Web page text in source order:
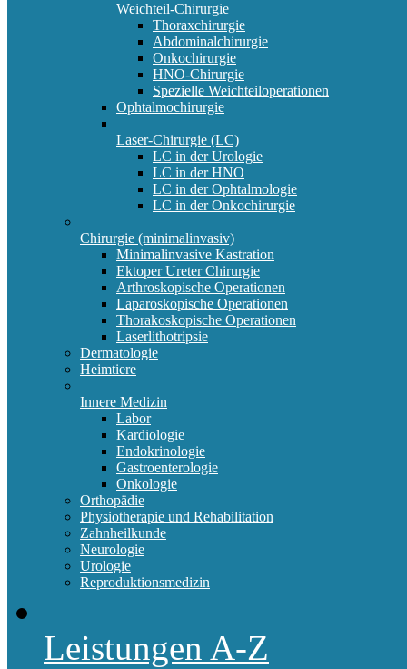
Weichteil-Chirurgie
Thoraxchirurgie
Abdominalchirurgie
Onkochirurgie
HNO-Chirurgie
Spezielle Weichteiloperationen
Ophtalmochirurgie
Laser-Chirurgie (LC)
LC in der Urologie
LC in der HNO
LC in der Ophtalmologie
LC in der Onkochirurgie
Chirurgie (minimalinvasiv)
Minimalinvasive Kastration
Ektoper Ureter Chirurgie
Arthroskopische Operationen
Laparoskopische Operationen
Thorakoskopische Operationen
Laserlithotripsie
Dermatologie
Heimtiere
Innere Medizin
Labor
Kardiologie
Endokrinologie
Gastroenterologie
Onkologie
Orthopädie
Physiotherapie und Rehabilitation
Zahnheilkunde
Neurologie
Urologie
Reproduktionsmedizin
Leistungen A-Z